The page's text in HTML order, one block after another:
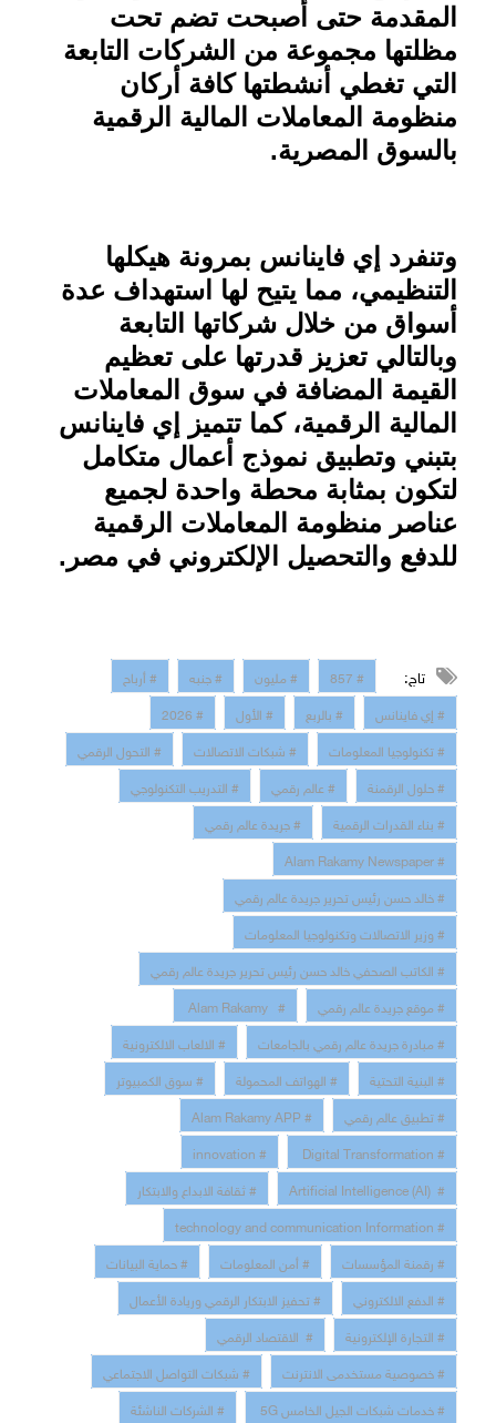
المقدمة حتى أصبحت تضم تحت
مظلتها مجموعة من الشركات التابعة
التي تغطي أنشطتها كافة أركان
منظومة المعاملات المالية الرقمية
بالسوق المصرية.
وتنفرد إي فاينانس بمرونة هيكلها
التنظيمي، مما يتيح لها استهداف عدة
أسواق من خلال شركاتها التابعة
وبالتالي تعزيز قدرتها على تعظيم
القيمة المضافة في سوق المعاملات
المالية الرقمية، كما تتميز إي فاينانس
بتبني وتطبيق نموذج أعمال متكامل
لتكون بمثابة محطة واحدة لجميع
عناصر منظومة المعاملات الرقمية
للدفع والتحصيل الإلكتروني في مصر.
تاج: # 857 # مليون # جنبه
# أرباح
# إي فاينانس
# بالربع # الأول
# 2026
# تكنولوجيا المعلومات
# شبكات الاتصالات
# التحول الرقمي
# حلول الرقمنة
# عالم رقمي
# التدريب التكنولوجي
# بناء القدرات الرقمية
# جريدة عالم رقمي
# Alam Rakamy Newspaper
# خالد حسن رئيس تحرير جريدة عالم رقمي
# وزير الاتصالات وتكنولوجيا المعلومات
# الكاتب الصحفي خالد حسن رئيس تحرير جريدة عالم رقمي
# موقع جريدة عالم رقمي
# Alam Rakamy
# مبادرة جريدة عالم رقمي بالجامعات
# الالعاب الالكترونية
# البنية التحتية
# الهواتف المحمولة
# سوق الكمبيوتر
# تطبيق عالم رقمي
# Alam Rakamy APP
# Digital Transformation
# innovation
# Artificial Intelligence (AI)
# ثقافة الابداع والابتكار
# technology and communication Information
# رقمنة المؤسسات
# أمن المعلومات
# حماية البيانات
# الدفع الالكتروني
# تحفيز الابتكار الرقمي وريادة الأعمال
# التجارة الإلكترونية
# الاقتصاد الرقمي
# خصوصية مستخدمى الانترنت
# شبكات التواصل الاجتماعي
# خدمات شبكات الجيل الخامس 5G
# الشركات الناشئة